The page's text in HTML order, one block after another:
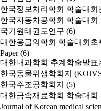
한국정보처리학회 학술대회
한국자동차공학회 학술대회
국기원태권도연구 (6)
대한응급의학회 학술대회초
Paper (6)
대한내과학회 추계학술발표
한국동물위생학회지
한국주조공학회지 (5)
대한금속재료학회 학술대회
Journal of Korean medical